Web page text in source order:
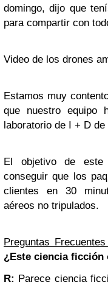
domingo, dijo que
para compartir con
Video de los drones
Estamos muy
que nuestro equipo
laboratorio de I + D
El objetivo de este
conseguir que los
clientes en 30
aéreos no tripulados.
Preguntas
¿Este ciencia ficción
R: Parece ciencia